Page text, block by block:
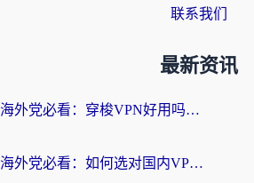
联系我们
最新资讯
海外党必看：穿梭VPN好用吗？和云帆VPN对比哪个回国效果更好？附真实测评+避坑指南
海外党必看：如何选对国内VPN，实现无缝访问国内资源？